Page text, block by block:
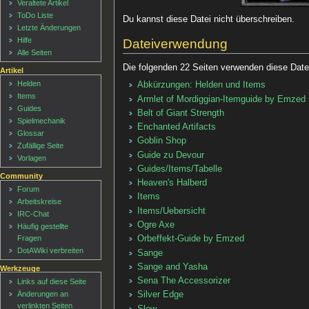
Du kannst diese Datei nicht überschreiben.
Dateiverwendung
Die folgenden 22 Seiten verwenden diese
Abkürzungen: Helden und Items
Armlet of Mordiggian-Itemguide by Emzed
Belt of Giant Strength
Enchanted Artifacts
Goblin Shop
Guide zu Devour
Guides/Items/Tabelle
Heaven's Halberd
Items
Items/Uebersicht
Ogre Axe
Orbeffekt-Guide by Emzed
Sange
Sange and Yasha
Sena The Accessorizer
Silver Edge
Veraltete Artikel
ToDo Liste
Letzte Änderungen
Hilfe
Alle Seiten
Artikel
Helden
Items
Guides
Spielmechanik
Glossar
Zufällige Seite
Vorlagen
Community
Forum
Arbeitskreise
IRC-Chat
Häufig gestellte
Fragen
DotAWiki verbreiten
Werkzeuge
Links auf diese Seite
Änderungen an
verlinkten Seiten